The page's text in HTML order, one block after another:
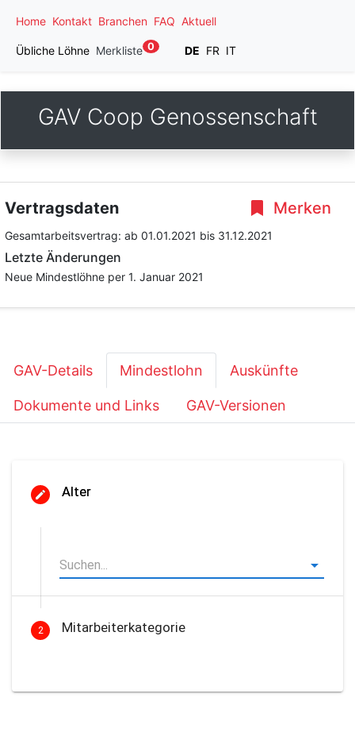
Home Kontakt Branchen FAQ Aktuell
Übliche Löhne Merkliste 0 DE FR IT
GAV Coop Genossenschaft
Merken
Vertragsdaten
Gesamtarbeitsvertrag: ab 01.01.2021 bis 31.12.2021
Letzte Änderungen
Neue Mindestlöhne per 1. Januar 2021
GAV-Details Mindestlohn Auskünfte
Dokumente und Links GAV-Versionen
Alter
2 Mitarbeiterkategorie